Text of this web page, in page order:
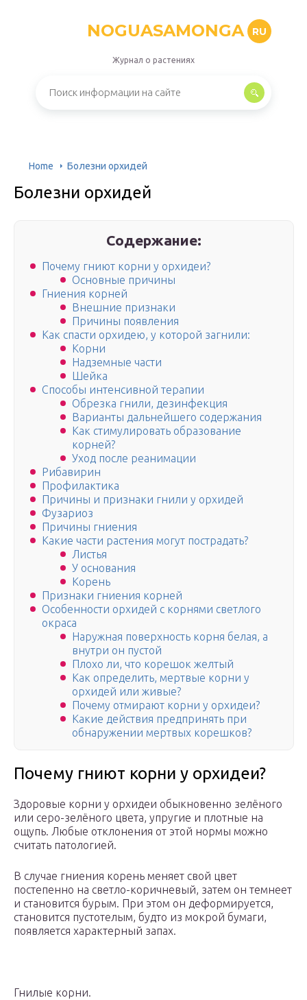
NOGUASAMONGA RU
Журнал о растениях
Home Болезни орхидей
Болезни орхидей
Содержание:
Почему гниют корни у орхидеи?
Основные причины
Гниения корней
Внешние признаки
Причины появления
Как спасти орхидею, у которой загнили:
Корни
Надземные части
Шейка
Способы интенсивной терапии
Обрезка гнили, дезинфекция
Варианты дальнейшего содержания
Как стимулировать образование
корней?
Уход после реанимации
Рибавирин
Профилактика
Причины и признаки гнили у орхидей
Фузариоз
Причины гниения
Какие части растения могут пострадать?
Листья
У основания
Корень
Признаки гниения корней
Особенности орхидей с корнями светлого
окраса
Наружная поверхность корня белая, а
внутри он пустой
Плохо ли, что корешок желтый
Как определить, мертвые корни у
орхидей или живые?
Почему отмирают корни у орхидеи?
Какие действия предпринять при
обнаружении мертвых корешков?
Почему гниют корни у орхидеи?
Здоровые корни у орхидеи обыкновенно зелёного
или серо-зелёного цвета, упругие и плотные на
ощупь. Любые отклонения от этой нормы можно
считать патологией.
В случае гниения корень меняет свой цвет
постепенно на светло-коричневый, затем он темнеет
и становится бурым. При этом он деформируется,
становится пустотелым, будто из мокрой бумаги,
появляется характерный запах.
Гнилые корни.